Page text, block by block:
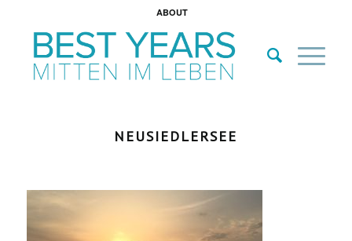
ABOUT
NEUSIEDLERSEE